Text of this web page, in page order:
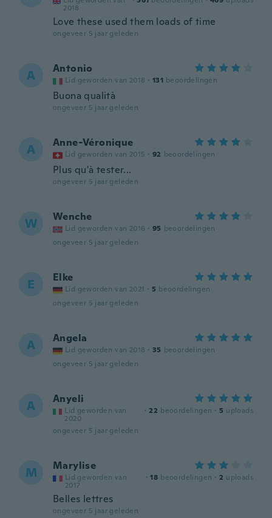
2018
Love these used them loads of time
ongeveer 5 jaar geleden
A Antonio
Lid geworden van 2018 · 131 beoordelingen
Buona qualità
ongeveer 5 jaar geleden
A Anne-Véronique
Lid geworden van 2015 · 92 beoordelingen
Plus qu'à tester...
ongeveer 5 jaar geleden
W Wenche
Lid geworden van 2016 · 95 beoordelingen
ongeveer 5 jaar geleden
E Elke
Lid geworden van 2021 · 5 beoordelingen
ongeveer 5 jaar geleden
A Angela
Lid geworden van 2018 · 35 beoordelingen
ongeveer 5 jaar geleden
A Anyeli
Lid geworden van
2020
· 22 beoordelingen · 5 uploads
ongeveer 5 jaar geleden
M Marylise
Lid geworden van
2017
· 18 beoordelingen · 2 uploads
Belles lettres
ongeveer 5 jaar geleden